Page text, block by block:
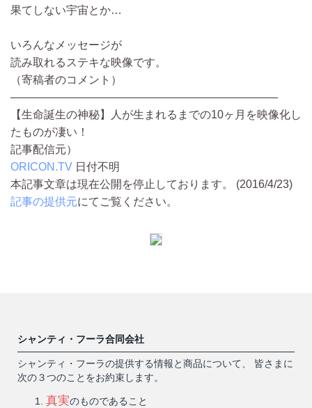
果てしない宇宙とか…
いろんなメッセージが
読み取れるステキな映像です。
（寄稿者のコメント）
————————————————————————
【生命誕生の神秘】人が生まれるまでの10ヶ月を映像化し
たものが凄い！
記事配信元）
ORICON.TV 日付不明
本記事文章は現在公開を停止しております。 (2016/4/23)
記事の提供元にてご覧ください。
シャンティ・フーラ合同会社
シャンティ・フーラの提供する情報と商品について、 皆さまに
次の３つのことをお約束します。
真実のものであること